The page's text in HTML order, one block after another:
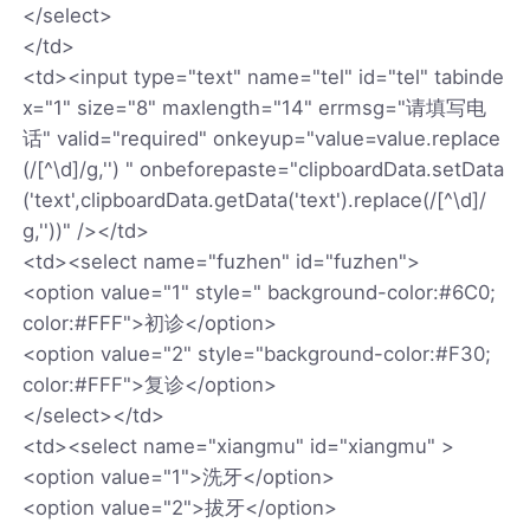
</select>
</td>
<td><input type="text" name="tel" id="tel" tabinde
x="1" size="8" maxlength="14" errmsg="请填写电
话" valid="required" onkeyup="value=value.replace
(/[^\d]/g,'') " onbeforepaste="clipboardData.setData
('text',clipboardData.getData('text').replace(/[^\d]/
g,''))" /></td>
<td><select name="fuzhen" id="fuzhen">
<option value="1" style=" background-color:#6C0;
color:#FFF">初诊</option>
<option value="2" style="background-color:#F30;
color:#FFF">复诊</option>
</select></td>
<td><select name="xiangmu" id="xiangmu" >
<option value="1">洗牙</option>
<option value="2">拔牙</option>